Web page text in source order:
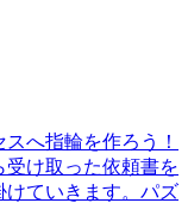
へ指輪を作ろう！
け取った依頼書を
けていきます。パズ